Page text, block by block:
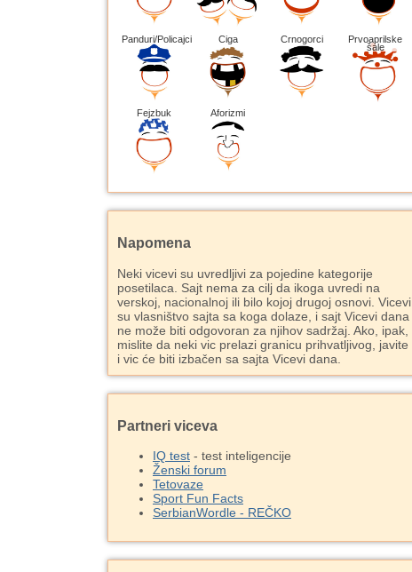
Panduri/Policajci Ciga Crnogorci Prvoaprilske
šale
Fejzbuk Aforizmi
Napomena
Neki vicevi su uvredljivi za pojedine kategorije
posetilaca. Sajt nema za cilj da ikoga uvredi na
verskoj, nacionalnoj ili bilo kojoj drugoj osnovi. Vicevi
su vlasništvo sajta sa koga dolaze, i sajt Vicevi dana
ne može biti odgovoran za njihov sadržaj. Ako, ipak,
mislite da neki vic prelazi granicu prihvatljivog, javite
i vic će biti izbačen sa sajta Vicevi dana.
Partneri viceva
IQ test - test inteligencije
Ženski forum
Tetovaze
Sport Fun Facts
SerbianWordle - REČKO